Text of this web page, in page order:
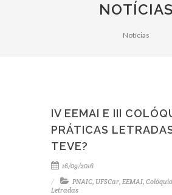
NOTÍCIAS
Notícias
IV EEMAI E III
PRÁTICAS
TEVE?
16/09/2016
PNAIC, UFSCar, EEMAI,
Letradas